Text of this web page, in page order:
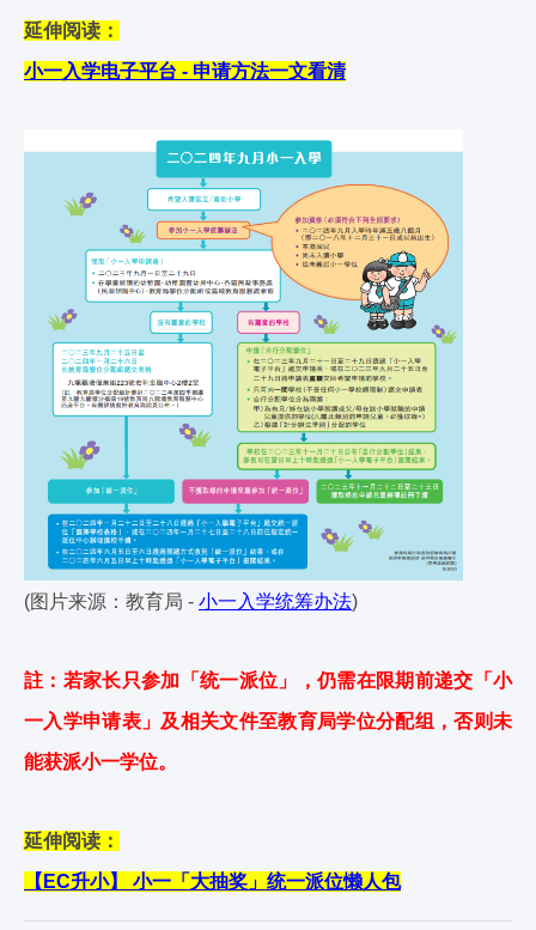
延伸阅读：
小一入学电子平台 - 申请方法一文看清
(图片来源：教育局 - 小一入学统筹办法)
註：若家长只参加「统一派位」，仍需在限期前递交「小
一入学申请表」及相关文件至教育局学位分配组，否则未
能获派小一学位。
延伸阅读：
【EC升小】 小一「大抽奖」统一派位懒人包